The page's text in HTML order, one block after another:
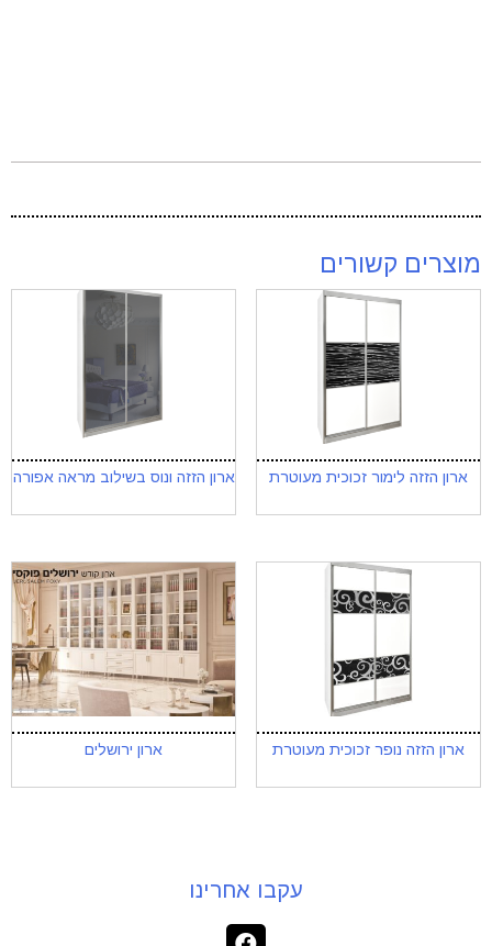
מוצרים קשורים
ארון הזזה לימור זכוכית מעוטרת ארון הזזה ונוס בשילוב מראה אפורה
ארון הזזה נופר זכוכית מעוטרת ארון ירושלים
עקבו אחרינו